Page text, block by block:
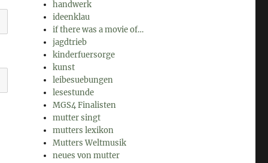
handwerk
ideenklau
if there was a movie of…
jagdtrieb
kinderfuersorge
kunst
leibesuebungen
lesestunde
MGS4 Finalisten
mutter singt
mutters lexikon
Mutters Weltmusik
neues von mutter